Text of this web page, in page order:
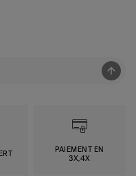
PAIEMENT EN
3X,4X